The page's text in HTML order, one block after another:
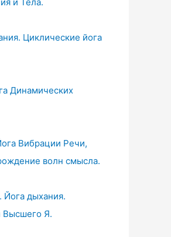
Циклические йога
Динамических
Вибрации Речи,
волн смысла.
Йога дыхания.
Высшего Я.